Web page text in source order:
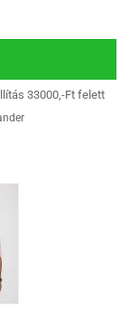
33000,-Ft felett